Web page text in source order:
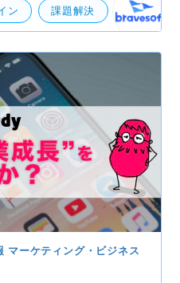
ン 課題解決
マーケティング・ビジネス